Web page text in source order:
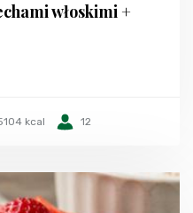
włoskimi +
kcal 12